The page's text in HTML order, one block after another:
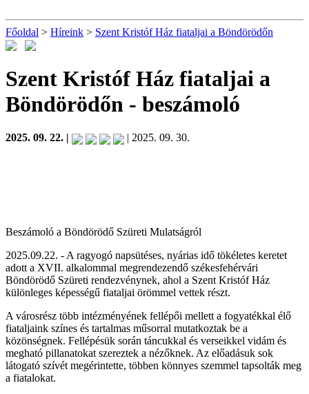
Főoldal > Híreink > Szent Kristóf Ház fiataljai a Böndörödőn
Szent Kristóf Ház fiataljai a
Böndörödőn - beszámoló
2025. 09. 22. | | 2025. 09. 30.
Beszámoló a Böndörödő Szüreti Mulatságról
2025.09.22. - A ragyogó napsütéses, nyárias idő tökéletes keretet
adott a XVII. alkalommal megrendezendő székesfehérvári
Böndörödő Szüreti rendezvénynek, ahol a Szent Kristóf Ház
különleges képességű fiataljai örömmel vettek részt.
A városrész több intézményének fellépői mellett a fogyatékkal élő
fiataljaink színes és tartalmas műsorral mutatkoztak be a
közönségnek. Fellépésük során táncukkal és verseikkel vidám és
megható pillanatokat szereztek a nézőknek. Az előadásuk sok
látogató szívét megérintette, többen könnyes szemmel tapsolták meg
a fiatalokat.